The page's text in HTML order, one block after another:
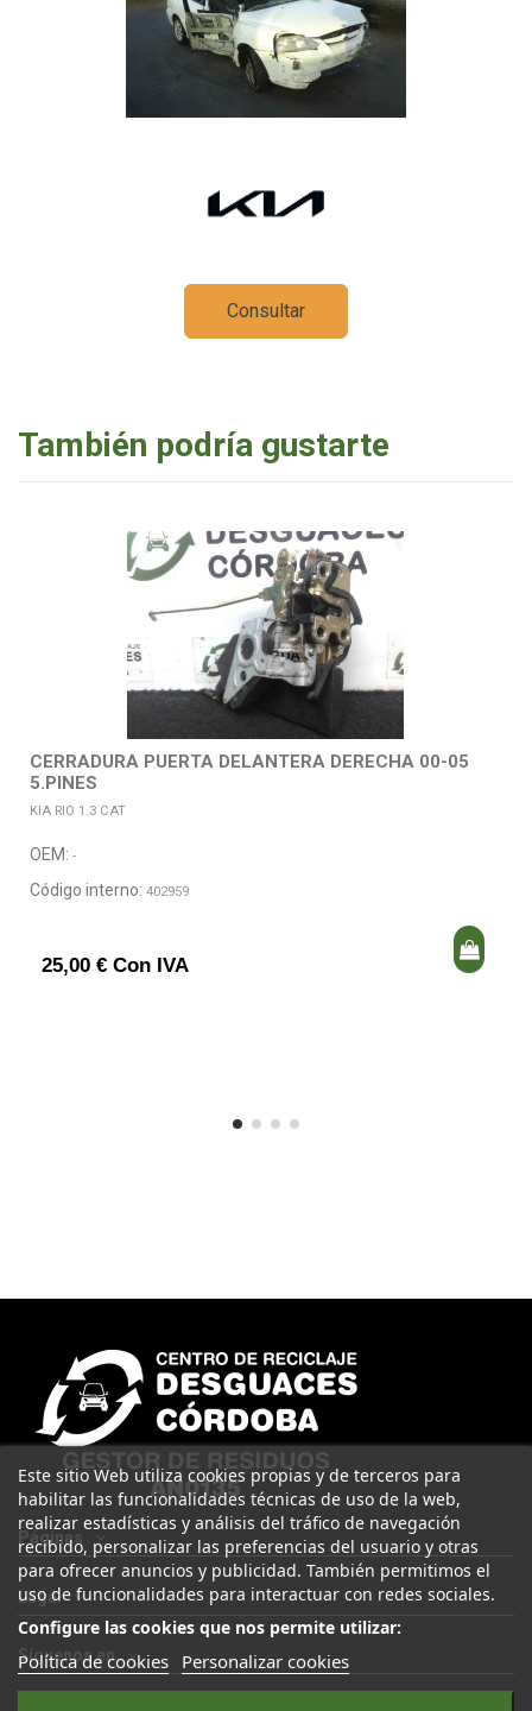
Consultar
También podría gustarte
CERRADURA PUERTA DELANTERA DERECHA 00-05
5.PINES
KIA RIO 1.3 CAT
OEM: -
Código interno: 402959
25,00 € Con IVA
Páginas
Legal
Este sitio Web utiliza cookies propias y de terceros para
habilitar las funcionalidades técnicas de uso de la web,
realizar estadísticas y análisis del tráfico de navegación
recibido, personalizar las preferencias del usuario y otras
para ofrecer anuncios y publicidad. También permitimos el
uso de funcionalidades para interactuar con redes sociales.
Configure las cookies que nos permite utilizar:
Política de cookies Personalizar cookies
Síguenos en